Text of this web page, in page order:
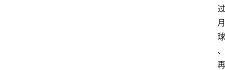
过
月
球
、
再